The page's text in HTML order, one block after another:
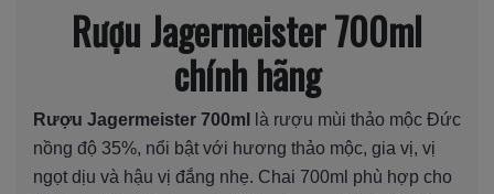
Rượu Jagermeister 700ml
chính hãng
Rượu Jagermeister 700ml
là rượu mùi thảo mộc Đức
nồng độ 35%, nổi bật với hương thảo mộc, gia vị, vị
ngọt dịu và hậu vị đắng nhẹ. Chai 700ml phù hợp cho